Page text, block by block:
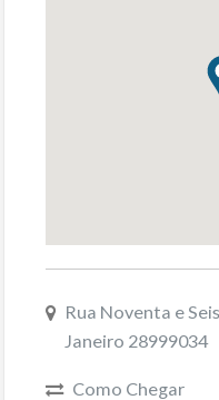
Rua Noventa e
Janeiro 28999034
Como Chegar